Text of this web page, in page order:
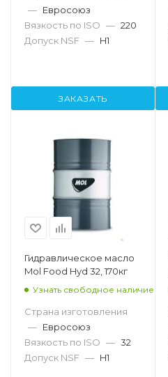
— Евросоюз
Вязкость по ISO — 220
Допуск NSF — H1
ЗАКАЗАТЬ
Гидравлическое масло
Mol Food Hyd 32, 170кг
Узнать свободное наличие
Страна изготовления
— Евросоюз
Вязкость по ISO — 32
Допуск NSF — H1